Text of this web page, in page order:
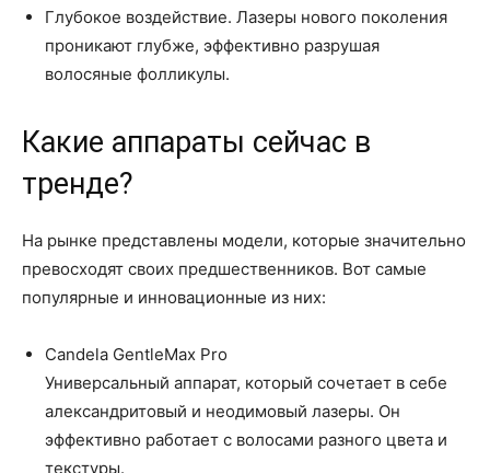
Глубокое воздействие. Лазеры нового поколения
проникают глубже, эффективно разрушая
волосяные фолликулы.
Какие аппараты сейчас в
тренде?
На рынке представлены модели, которые значительно
превосходят своих предшественников. Вот самые
популярные и инновационные из них:
Candela GentleMax Pro
Универсальный аппарат, который сочетает в себе
александритовый и неодимовый лазеры. Он
эффективно работает с волосами разного цвета и
текстуры.